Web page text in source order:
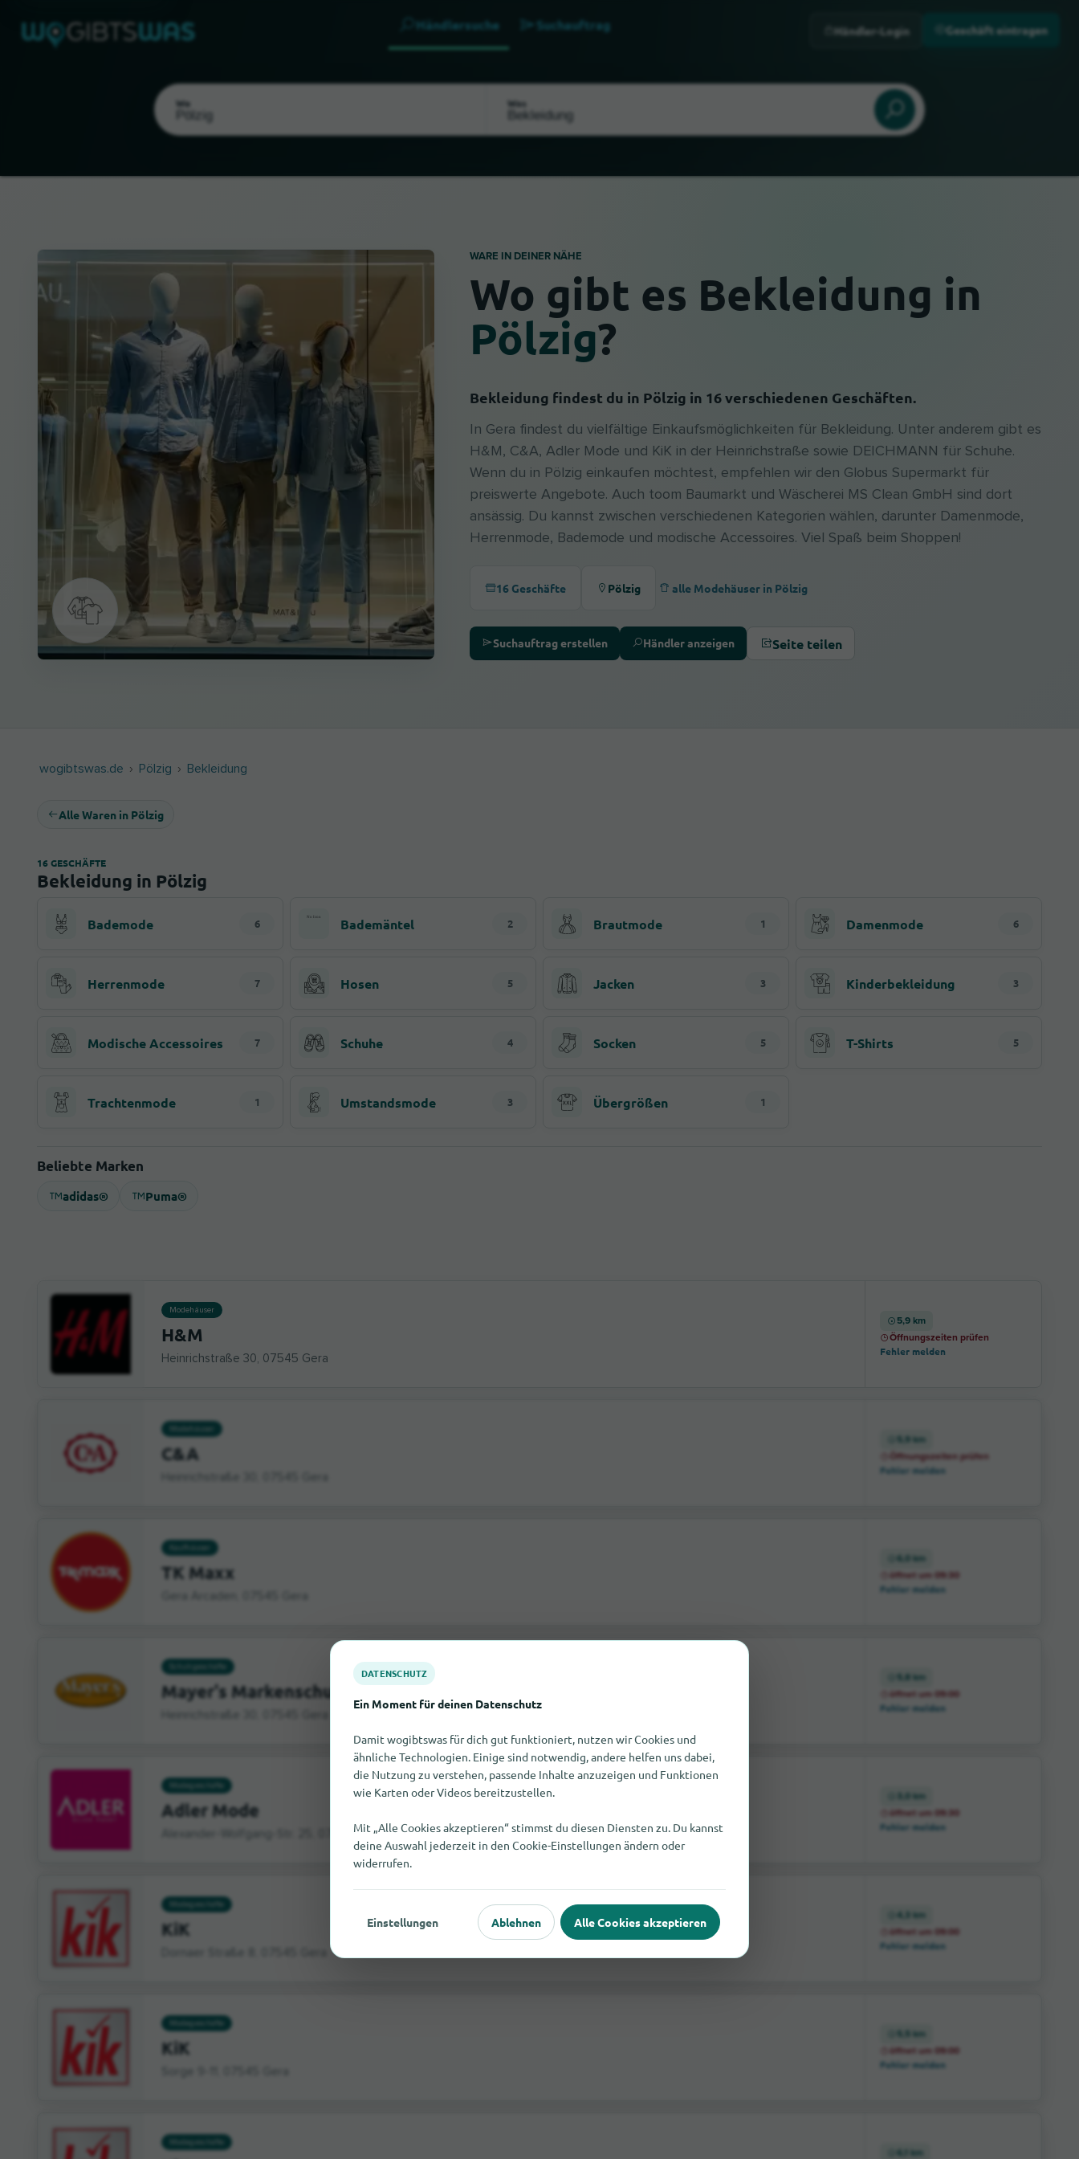
Händlersuche Suchauftrag
Wo Was
Händler-Login Geschäft eintragen
Als meinen Standort wählen
WARE IN DEINER NÄHE
Wo gibt es Bekleidung in
Pölzig?
Bekleidung findest du in Pölzig in 16 verschiedenen Geschäften.
In Gera findest du vielfältige Einkaufsmöglichkeiten für Bekleidung. Unter anderem gibt es
H&M, C&A, Adler Mode und KiK in der Heinrichstraße sowie DEICHMANN für Schuhe.
Wenn du in Pölzig einkaufen möchtest, empfehlen wir den Globus Supermarkt für
preiswerte Angebote. Auch toom Baumarkt und Wäscherei MS Clean GmbH sind dort
ansässig. Du kannst zwischen verschiedenen Kategorien wählen, darunter Damenmode,
Herrenmode, Bademode und modische Accessoires. Viel Spaß beim Shoppen!
16 Geschäfte Pölzig alle Modehäuser in Pölzig
Suchauftrag erstellen Händler anzeigen Seite teilen
wogibtswas.de Pölzig Bekleidung
Alle Waren in Pölzig
16 GESCHÄFTE
Bekleidung in Pölzig
Bademode 6 Bademäntel 2 Brautmode 1 Damenmode 6
Herrenmode 7 Hosen 5 Jacken 3 Kinderbekleidung 3
Modische Accessoires 7 Schuhe 4 Socken 5 T-Shirts 5
Trachtenmode 1 Umstandsmode 3 Übergrößen 1
Beliebte Marken
adidas® Puma®
Modehäuser
H&M
Heinrichstraße 30, 07545 Gera
5,9 km
Öffnungszeiten prüfen
Fehler melden
C&A
5,9 km
Öffnungszeiten prüfen
Fehler melden
TK Maxx
6,0 km
öffnet um 09:30
Fehler melden
Mayer's Markenschuhe
5,8 km
öffnet um 09:00
Fehler melden
Adler Mode
Alexander-Wolfgang-Str. 25, 07552 Gera
3,0 km
öffnet um 09:30
Fehler melden
KiK
4,3 km
öffnet um 09:00
Fehler melden
KiK
5,5 km
öffnet um 09:00
Fehler melden
6,1 km
DATENSCHUTZ
Ein Moment für deinen Datenschutz
Damit wogibtswas für dich gut funktioniert, nutzen wir Cookies und
ähnliche Technologien. Einige sind notwendig, andere helfen uns dabei,
die Nutzung zu verstehen, passende Inhalte anzuzeigen und Funktionen
wie Karten oder Videos bereitzustellen.
Mit „Alle Cookies akzeptieren“ stimmst du diesen Diensten zu. Du kannst
deine Auswahl jederzeit in den Cookie-Einstellungen ändern oder
widerrufen.
Einstellungen Ablehnen Alle Cookies akzeptieren